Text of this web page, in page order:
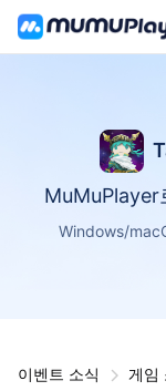
MuMuPlayer
Windows/
이벤트 소식 게임